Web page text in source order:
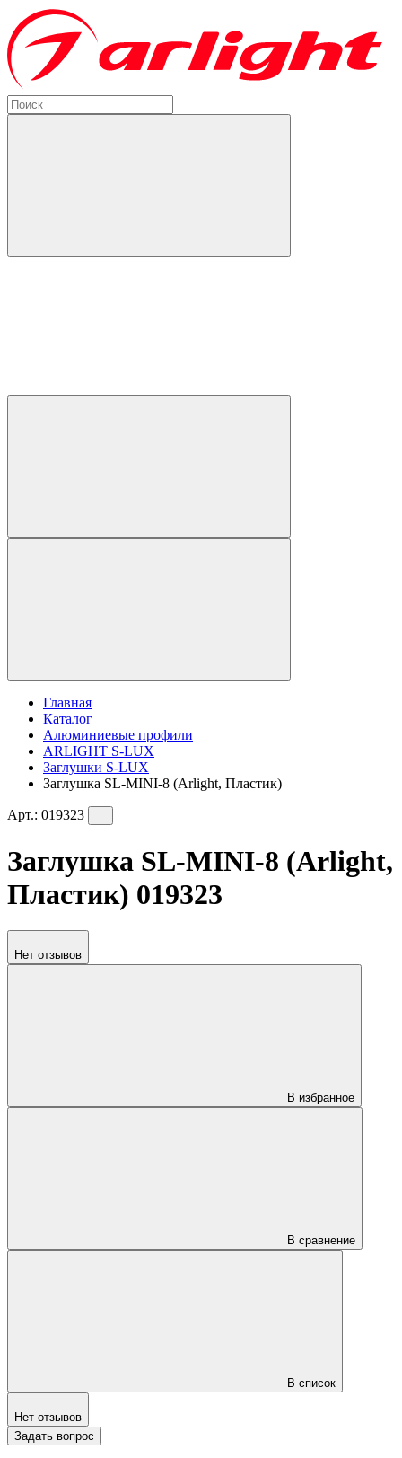
Главная
Каталог
Алюминиевые профили
ARLIGHT S-LUX
Заглушки S-LUX
Заглушка SL-MINI-8 (Arlight, Пластик)
Арт.: 019323
Заглушка SL-MINI-8 (Arlight,
Пластик) 019323
Нет отзывов
В избранное
В сравнение
В список
Нет отзывов
Задать вопрос